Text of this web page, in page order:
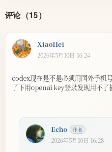
评论（15）
XiaoHei
2026年5月10日 16:24
codex现在是不是必须用国外手机
了下用openai key登录发现用
Echo
2026年5月10日 16:28